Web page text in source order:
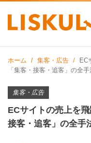
ホーム 集客・広告
EC
「集客・接客・追客」の全手
集客・広告
ECサイトの売上を
接客・追客」の全手